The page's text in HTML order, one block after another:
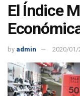
El Índice
by admin 2020/01/